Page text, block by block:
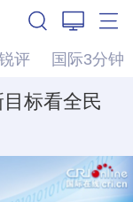
评 国际3分钟
标看全民